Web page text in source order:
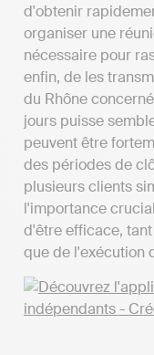
d'obtenir
organiser une
nécessaire pour
enfin, de les
du Rhône
jours puisse
peuvent être
des périodes de
plusieurs clients
l'importance
d'être efficace,
que de l'exécution